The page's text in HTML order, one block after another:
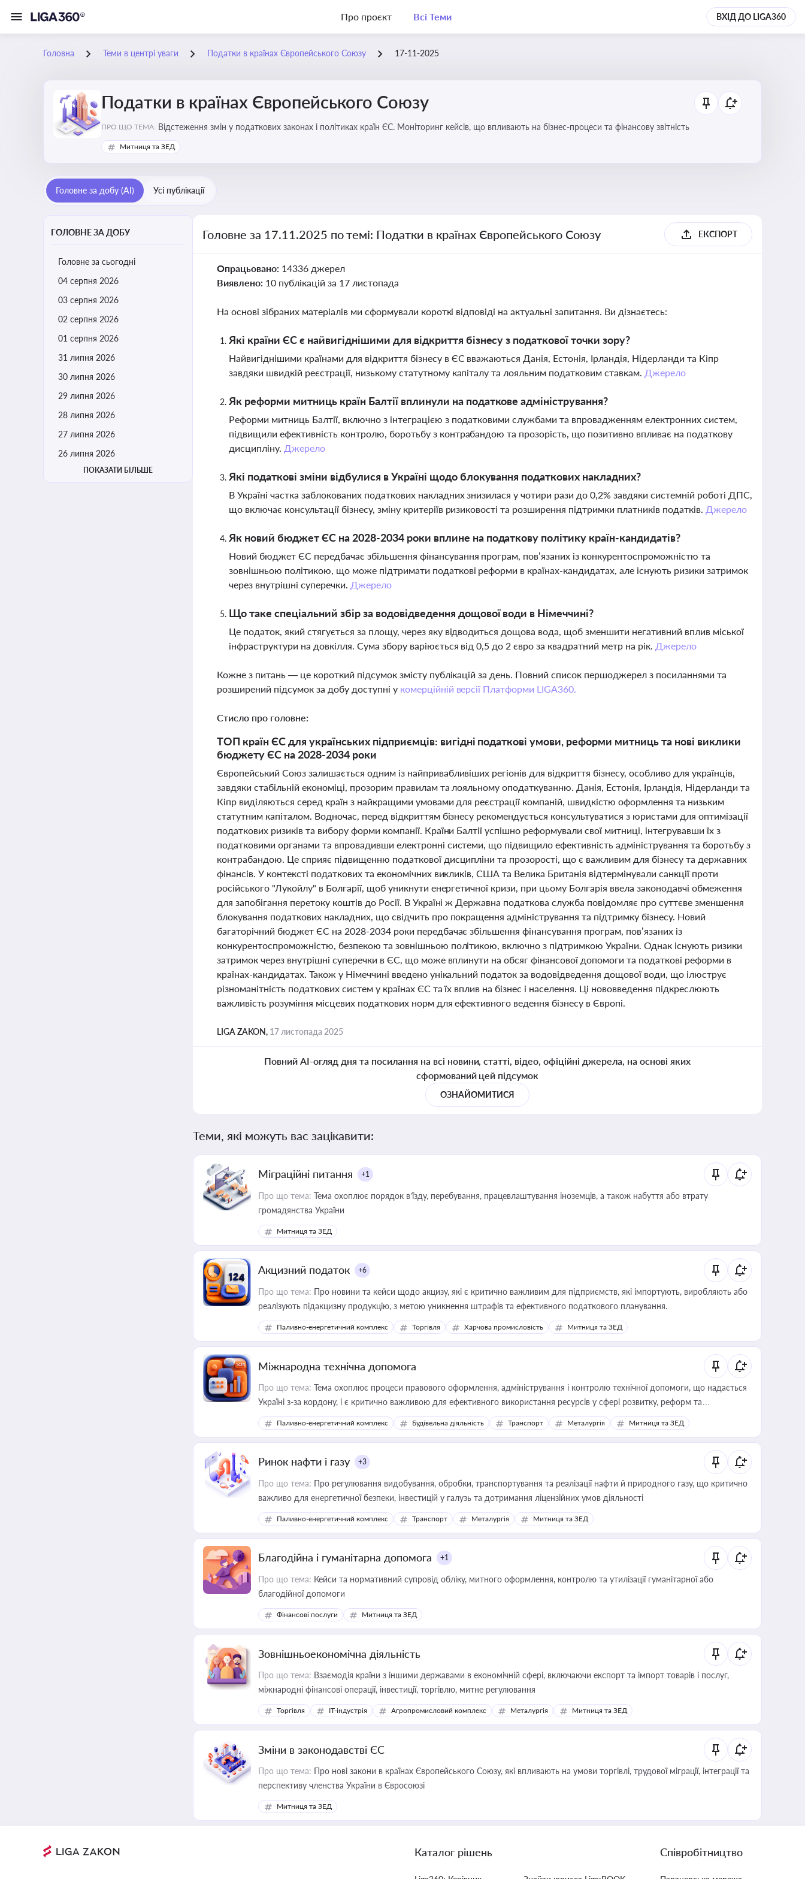
Про проєкт Всі Теми ВХІД ДО LIGA360
Головна Теми в центрі уваги Податки в країнах Європейського Союзу 17-11-2025
Податки в країнах Європейського Союзу
ПРО ЩО ТЕМА: Відстеження змін у податкових законах і політиках країн ЄС. Моніторинг кейсів, що впливають на бізнес-процеси та фінансову звітність
Митниця та ЗЕД
Головне за добу (AI) Усі публікації
ГОЛОВНЕ ЗА ДОБУ
Головне за сьогодні
04 серпня 2026
03 серпня 2026
02 серпня 2026
01 серпня 2026
31 липня 2026
30 липня 2026
29 липня 2026
28 липня 2026
27 липня 2026
26 липня 2026
ПОКАЗАТИ БІЛЬШЕ
Головне за 17.11.2025 по темі: Податки в країнах Європейського Союзу ЕКСПОРТ
Опрацьовано: 14336 джерел
Виявлено: 10 публікацій за 17 листопада
На основі зібраних матеріалів ми сформували короткі відповіді на актуальні запитання. Ви дізнаєтесь:
Які країни ЄС є найвигіднішими для відкриття бізнесу з податкової точки зору?
Найвигіднішими країнами для відкриття бізнесу в ЄС вважаються Данія, Естонія, Ірландія, Нідерланди та Кіпр
завдяки швидкій реєстрації, низькому статутному капіталу та лояльним податковим ставкам. Джерело
Як реформи митниць країн Балтії вплинули на податкове адміністрування?
Реформи митниць Балтії, включно з інтеграцією з податковими службами та впровадженням електронних систем,
підвищили ефективність контролю, боротьбу з контрабандою та прозорість, що позитивно впливає на податкову
дисципліну. Джерело
Які податкові зміни відбулися в Україні щодо блокування податкових накладних?
В Україні частка заблокованих податкових накладних знизилася у чотири рази до 0,2% завдяки системній роботі ДПС,
що включає консультації бізнесу, зміну критеріїв ризиковості та розширення підтримки платників податків. Джерело
Як новий бюджет ЄС на 2028-2034 роки вплине на податкову політику країн-кандидатів?
Новий бюджет ЄС передбачає збільшення фінансування програм, пов’язаних із конкурентоспроможністю та
зовнішньою політикою, що може підтримати податкові реформи в країнах-кандидатах, але існують ризики затримок
через внутрішні суперечки. Джерело
Що таке спеціальний збір за водовідведення дощової води в Німеччині?
Це податок, який стягується за площу, через яку відводиться дощова вода, щоб зменшити негативний вплив міської
інфраструктури на довкілля. Сума збору варіюється від 0,5 до 2 євро за квадратний метр на рік. Джерело
Кожне з питань — це короткий підсумок змісту публікацій за день. Повний список першоджерел з посиланнями та
розширений підсумок за добу доступні у комерційній версії Платформи LIGA360.
Стисло про головне:
ТОП країн ЄС для українських підприємців: вигідні податкові умови, реформи митниць та нові виклики
бюджету ЄС на 2028-2034 роки
Європейський Союз залишається одним із найпривабливіших регіонів для відкриття бізнесу, особливо для українців,
завдяки стабільній економіці, прозорим правилам та лояльному оподаткуванню. Данія, Естонія, Ірландія, Нідерланди та
Кіпр виділяються серед країн з найкращими умовами для реєстрації компаній, швидкістю оформлення та низьким
статутним капіталом. Водночас, перед відкриттям бізнесу рекомендується консультуватися з юристами для оптимізації
податкових ризиків та вибору форми компанії. Країни Балтії успішно реформували свої митниці, інтегрувавши їх з
податковими органами та впровадивши електронні системи, що підвищило ефективність адміністрування та боротьбу з
контрабандою. Це сприяє підвищенню податкової дисципліни та прозорості, що є важливим для бізнесу та державних
фінансів. У контексті податкових та економічних викликів, США та Велика Британія відтермінували санкції проти
російського "Лукойлу" в Болгарії, щоб уникнути енергетичної кризи, при цьому Болгарія ввела законодавчі обмеження
для запобігання перетоку коштів до Росії. В Україні ж Державна податкова служба повідомляє про суттєве зменшення
блокування податкових накладних, що свідчить про покращення адміністрування та підтримку бізнесу. Новий
багаторічний бюджет ЄС на 2028-2034 роки передбачає збільшення фінансування програм, пов’язаних із
конкурентоспроможністю, безпекою та зовнішньою політикою, включно з підтримкою України. Однак існують ризики
затримок через внутрішні суперечки в ЄС, що може вплинути на обсяг фінансової допомоги та податкові реформи в
країнах-кандидатах. Також у Німеччині введено унікальний податок за водовідведення дощової води, що ілюструє
різноманітність податкових систем у країнах ЄС та їх вплив на бізнес і населення. Ці нововведення підкреслюють
важливість розуміння місцевих податкових норм для ефективного ведення бізнесу в Європі.
LIGA ZAKON, 17 листопада 2025
Повний AI-огляд дня та посилання на всі новини, статті, відео, офіційні джерела, на основі яких
сформований цей підсумок
ОЗНАЙОМИТИСЯ
Теми, які можуть вас зацікавити:
Міграційні питання +1
Про що тема: Тема охоплює порядок в’їзду, перебування, працевлаштування іноземців, а також набуття або втрату
громадянства України
Митниця та ЗЕД
Акцизний податок +6
Про що тема: Про новини та кейси щодо акцизу, які є критично важливим для підприємств, які імпортують, виробляють або
реалізують підакцизну продукцію, з метою уникнення штрафів та ефективного податкового планування.
Паливно-енергетичний комплекс Торгівля Харчова промисловість Митниця та ЗЕД
Міжнародна технічна допомога
Про що тема: Тема охоплює процеси правового оформлення, адміністрування і контролю технічної допомоги, що надається
Україні з-за кордону, і є критично важливою для ефективного використання ресурсів у сфері розвитку, реформ та
інфраструктурних проєктів
Паливно-енергетичний комплекс Будівельна діяльність Транспорт Металургія Митниця та ЗЕД
Ринок нафти і газу +3
Про що тема: Про регулювання видобування, обробки, транспортування та реалізації нафти й природного газу, що критично
важливо для енергетичної безпеки, інвестицій у галузь та дотримання ліцензійних умов діяльності
Паливно-енергетичний комплекс Транспорт Металургія Митниця та ЗЕД
Благодійна і гуманітарна допомога +1
Про що тема: Кейси та нормативний супровід обліку, митного оформлення, контролю та утилізації гуманітарної або
благодійної допомоги
Фінансові послуги Митниця та ЗЕД
Зовнішньоекономічна діяльність
Про що тема: Взаємодія країни з іншими державами в економічній сфері, включаючи експорт та імпорт товарів і послуг,
міжнародні фінансові операції, інвестиції, торгівлю, митне регулювання
Торгівля IT-індустрія Агропромисловий комплекс Металургія Митниця та ЗЕД
Зміни в законодавстві ЄС
Про що тема: Про нові закони в країнах Європейського Союзу, які впливають на умови торгівлі, трудової міграції, інтеграції та
перспективу членства України в Євросоюзі
Митниця та ЗЕД
Каталог рішень Співробітництво